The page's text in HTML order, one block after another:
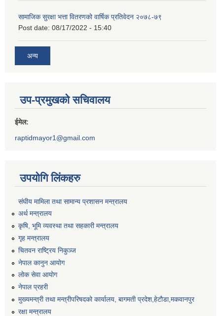
सामाजिक सुरक्षा भत्ता वितरणको वार्षिक प्रतिवेदन २०७८-७९
Post date: 08/17/2022 - 15:40
अन्य
उप-प्रमुखको सचिवालय
ईमेल:
raptidmayor1@gmail.com
उपयोगि लिंकहरु
संघीय मामिला तथा सामान्य प्रशासन मन्त्रालय
अर्थ मन्त्रालय
कृषि, भूमि व्यवस्था तथा सहकारी मन्त्रालय
गृह मन्त्रालय
चितवन राष्ट्रिय निकुञ्ज
नेपाल कानुन आयोग
लोक सेवा आयोग
नेपाल प्रहरी
मुख्यमन्त्री तथा मन्त्रीपरिषदको कार्यालय, बागमती प्रदेश,हेटाैडा,मकवानपुर
रक्षा मन्त्रालय